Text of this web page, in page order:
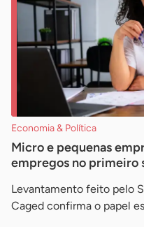
Economia & Política
Micro e pequenas
empregos no primeiro
Levantamento feito pelo
Caged confirma o papel